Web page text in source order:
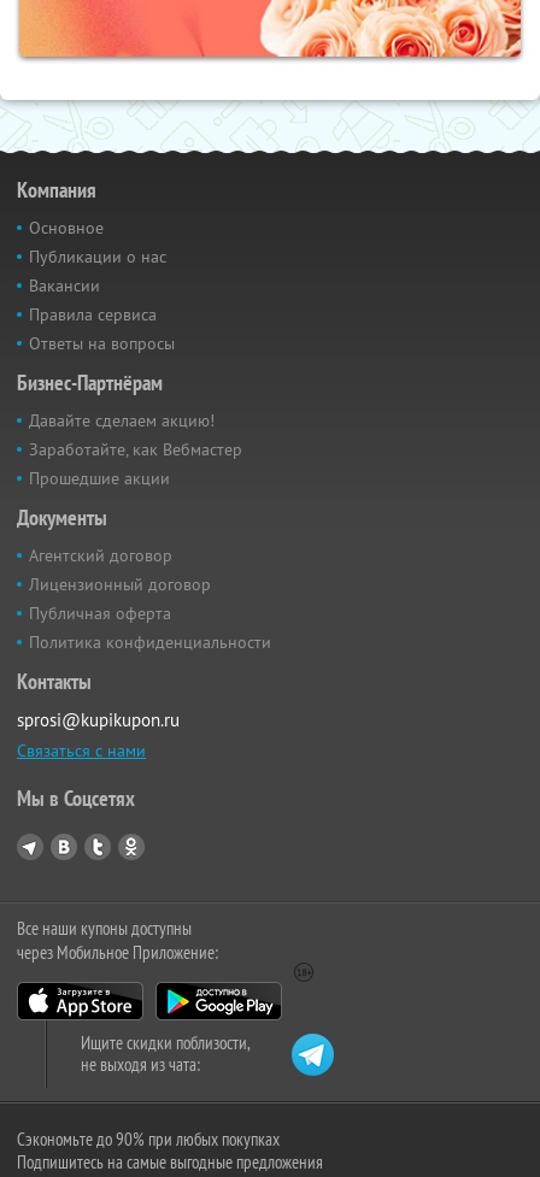
Компания
Основное
Публикации о нас
Вакансии
Правила сервиса
Ответы на вопросы
Бизнес-Партнёрам
Давайте сделаем акцию!
Заработайте, как Вебмастер
Прошедшие акции
Документы
Агентский договор
Лицензионный договор
Публичная оферта
Политика конфиденциальности
Контакты
sprosi@kupikupon.ru
Связаться с нами
Мы в Соцсетях
Все наши купоны доступны
через Мобильное Приложение:
Ищите скидки поблизости,
не выходя из чата:
Сэкономьте до 90% при любых покупках
Подпишитесь на самые выгодные предложения